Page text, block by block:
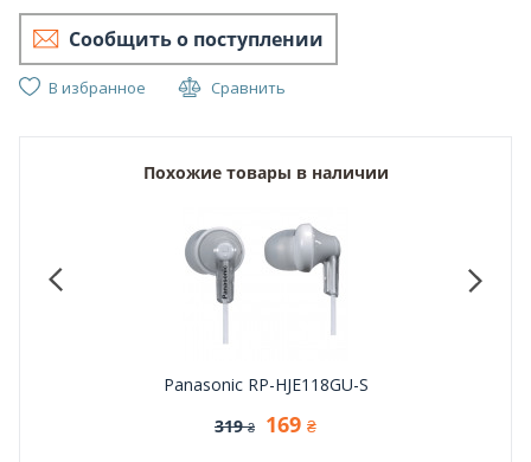
Сообщить о поступлении
В избранное Сравнить
Похожие товары в наличии
Panasonic RP-HJE118GU-S
319 ₴ 169 ₴